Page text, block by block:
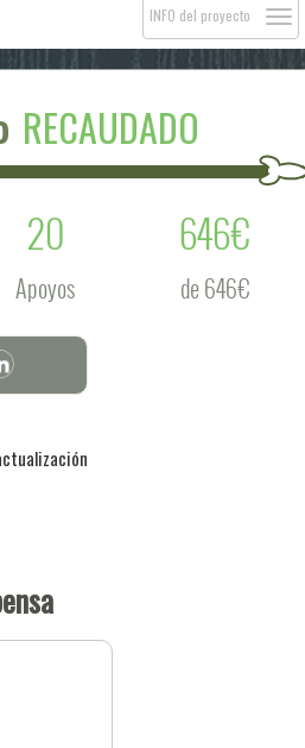
INFO del proyecto
RECAUDADO
20
Apoyos
646€
de 646€